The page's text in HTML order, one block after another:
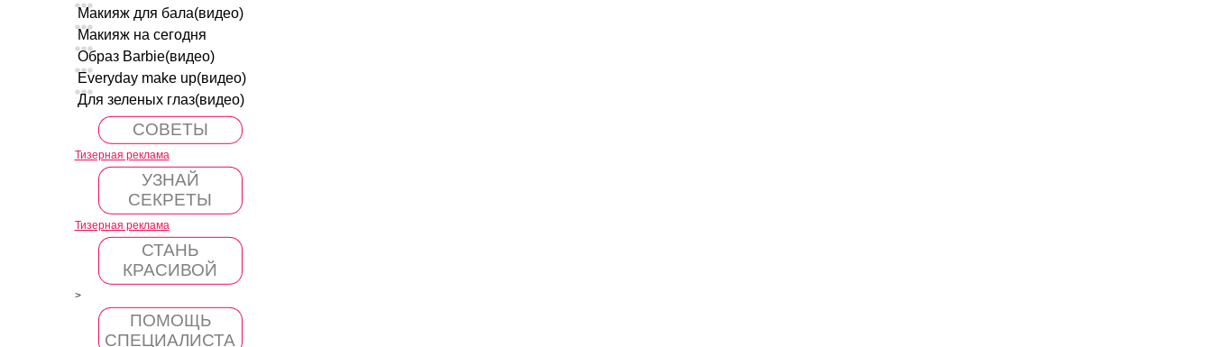
Макияж для бала(видео)
Макияж на сегодня
Образ Barbie(видео)
Everyday make up(видео)
Для зеленых глаз(видео)
СОВЕТЫ
Тизерная реклама
УЗНАЙ
СЕКРЕТЫ
Тизерная реклама
СТАНЬ
КРАСИВОЙ
>
ПОМОЩЬ
СПЕЦИАЛИСТА